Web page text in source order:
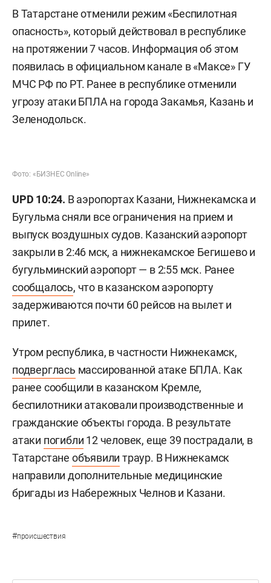
В Татарстане отменили режим «Беспилотная
опасность», который действовал в республике
на протяжении 7 часов. Информация об этом
появилась в официальном канале в «Максе» ГУ
МЧС РФ по РТ. Ранее в республике отменили
угрозу атаки БПЛА на города Закамья, Казань и
Зеленодольск.
Фото: «БИЗНЕС Online»
UPD 10:24. В аэропортах Казани, Нижнекамска и
Бугульма сняли все ограничения на прием и
выпуск воздушных судов. Казанский аэропорт
закрыли в 2:46 мск, а нижнекамское Бегишево и
бугульминский аэропорт — в 2:55 мск. Ранее
сообщалось, что в казанском аэропорту
задерживаются почти 60 рейсов на вылет и
прилет.
Утром республика, в частности Нижнекамск,
подверглась массированной атаке БПЛА. Как
ранее сообщили в казанском Кремле,
беспилотники атаковали производственные и
гражданские объекты города. В результате
атаки погибли 12 человек, еще 39 пострадали, в
Татарстане объявили траур. В Нижнекамск
направили дополнительные медицинские
бригады из Набережных Челнов и Казани.
#происшествия